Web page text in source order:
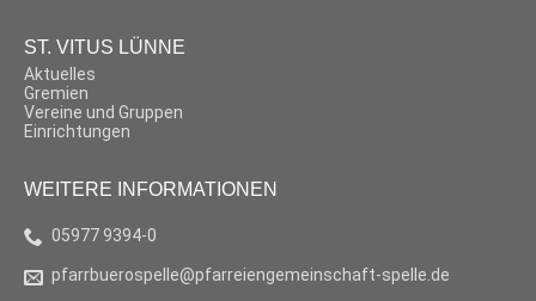
ST. VITUS LÜNNE
Aktuelles
Gremien
Vereine und Gruppen
Einrichtungen
WEITERE INFORMATIONEN
05977 9394-0
pfarrbuerospelle@pfarreiengemeinschaft-spelle.de